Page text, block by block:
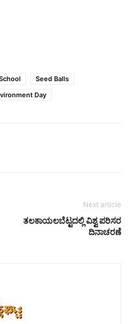
Seed Balls
Day
Next article
ತಲಕಾಯಲಬೆಟ್ಟದಲ್ಲಿ ವಿಶ್ವ ಪರಿಸರ
ದಿನಾಚರಣೆ